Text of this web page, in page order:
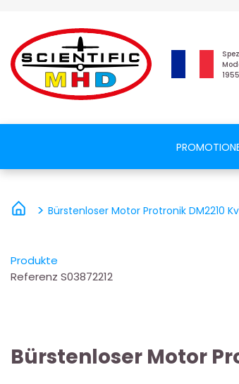
1955
Bürstenloser Motor Protronik DM2210
Produkte
Referenz S03872212
Bürstenloser Motor